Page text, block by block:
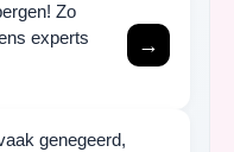
Zo
experts
→
genegeerd,